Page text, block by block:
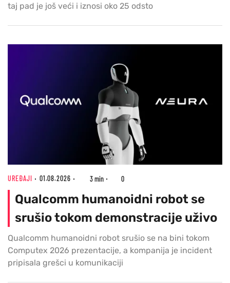
taj pad je još veći i iznosi oko 25 odsto
UREĐAJI 01.08.2026 3 min 0
Qualcomm humanoidni robot se
srušio tokom demonstracije uživo
Qualcomm humanoidni robot srušio se na bini tokom
Computex 2026 prezentacije, a kompanija je incident
pripisala grešci u komunikaciji